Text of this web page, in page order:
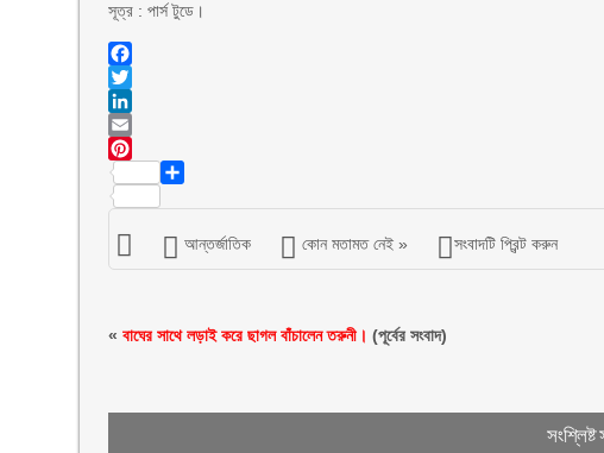
সূত্র : পার্স টুডে।
Facebook
Twitter
LinkedIn
Email
Pinterest
আন্তর্জাতিক কোন মতামত নেই » সংবাদটি প্রিন্ট করুন
«বাঘের সাথে লড়াই করে ছাগল বাঁচালেন তরুনী। (পূর্বের সংবাদ)
সংশ্লিষ্ট